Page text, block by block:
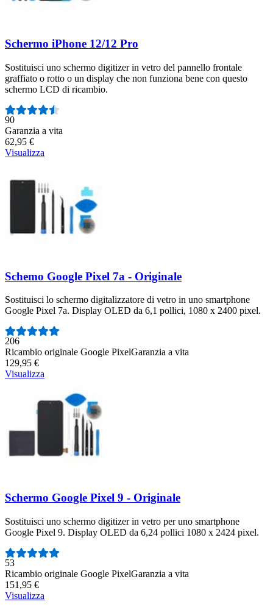
Schermo iPhone 12/12 Pro
Sostituisci uno schermo digitizer in vetro del pannello frontale
graffiato o rotto o un display che non funziona bene con questo
schermo LCD di ricambio.
Numero di recensioni:
90
Garanzia a vita
62,95 €
Visualizza
Schemo Google Pixel 7a - Originale
Sostituisci lo schermo digitalizzatore di vetro in uno smartphone
Google Pixel 7a. Display OLED da 6,1 pollici, 1080 x 2400 pixel.
Numero di recensioni:
206
Ricambio originale Google PixelGaranzia a vita
129,95 €
Visualizza
Schermo Google Pixel 9 - Originale
Sostituisci uno schermo digitizer in vetro per uno smartphone
Google Pixel 9. Display OLED da 6,24 pollici 1080 x 2424 pixel.
Numero di recensioni:
53
Ricambio originale Google PixelGaranzia a vita
151,95 €
Visualizza